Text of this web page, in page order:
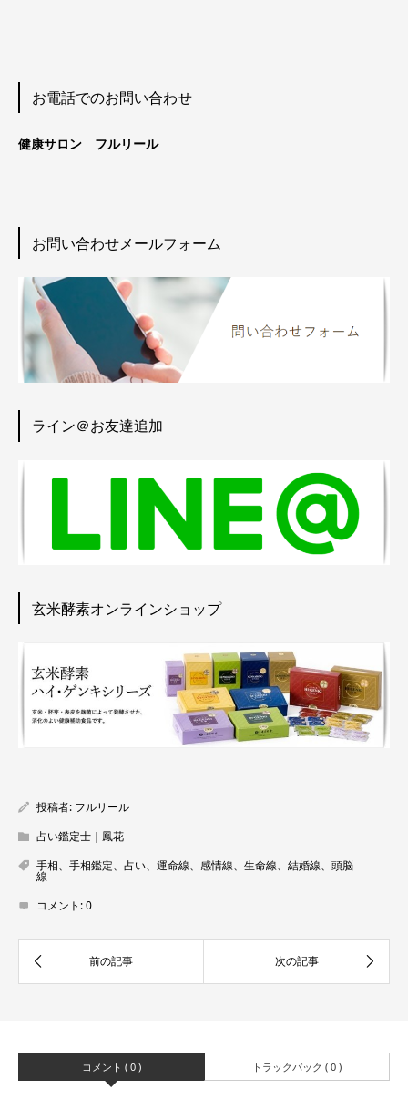
お電話でのお問い合わせ
健康サロン フルリール
お問い合わせメールフォーム
ライン＠お友達追加
玄米酵素オンラインショップ
投稿者: フルリール
占い鑑定士｜鳳花
手相、手相鑑定、占い、運命線、感情線、生命線、結婚線、頭脳
線
コメント:0
コメント ( 0 ) トラックバック ( 0 )